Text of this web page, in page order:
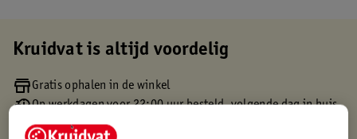
Kruidvat is altijd voordelig
Gratis ophalen in de winkel
Op werkdagen voor 22:00 uur besteld, volgende dag in huis
Gratis thuisbezorgd vanaf 50.00